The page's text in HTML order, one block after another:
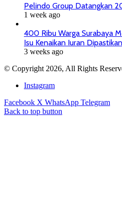
Pelindo Group Datangkan
1 week ago
400 Ribu Warga Surabaya
Isu Kenaikan Iuran
3 weeks ago
© Copyright 2026, All Rights
Instagram
Facebook X WhatsApp Telegram
Back to top button